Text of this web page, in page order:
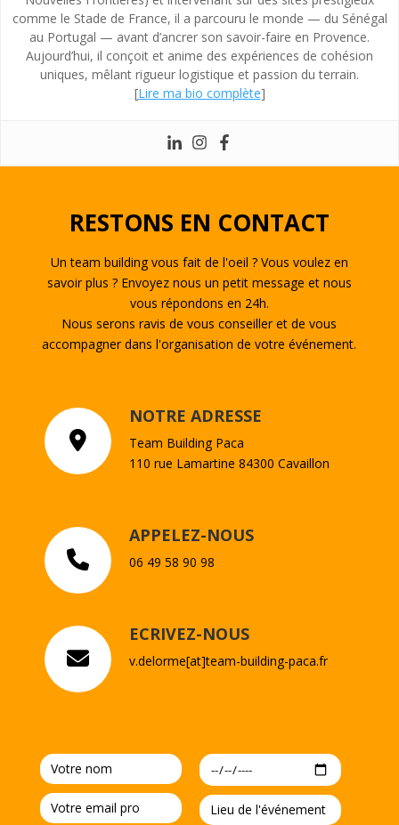
comme le Stade de France, il a parcouru le monde — du Sénégal
au Portugal — avant d’ancrer son savoir-faire en Provence.
Aujourd’hui, il conçoit et anime des expériences de cohésion
uniques, mêlant rigueur logistique et passion du terrain.
[Lire ma bio complète]
RESTONS EN CONTACT
Un team building vous fait de l'oeil ? Vous voulez en
savoir plus ? Envoyez nous un petit message et nous
vous répondons en 24h.
Nous serons ravis de vous conseiller et de vous
accompagner dans l'organisation de votre événement.
NOTRE ADRESSE
Team Building Paca
110 rue Lamartine 84300 Cavaillon
APPELEZ-NOUS
06 49 58 90 98
ECRIVEZ-NOUS
v.delorme[at]team-building-paca.fr